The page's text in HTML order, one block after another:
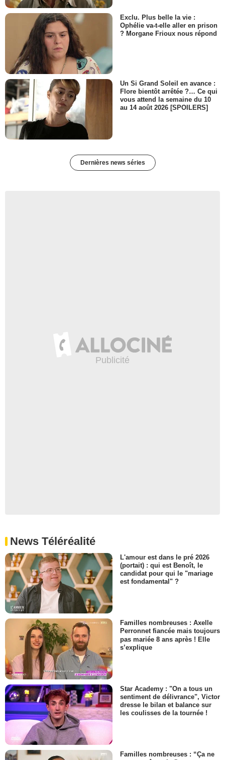
Exclu. Plus belle la vie :
Ophélie va-t-elle aller en prison
? Morgane Frioux nous répond
Un Si Grand Soleil en avance :
Flore bientôt arrêtée ?… Ce qui
vous attend la semaine du 10
au 14 août 2026 [SPOILERS]
Dernières news séries
News Téléréalité
L'amour est dans le pré 2026
(portait) : qui est Benoît, le
candidat pour qui le "mariage
est fondamental" ?
Familles nombreuses : Axelle
Perronnet fiancée mais toujours
pas mariée 8 ans après ! Elle
s’explique
Star Academy : "On a tous un
sentiment de délivrance", Victor
dresse le bilan et balance sur
les coulisses de la tournée !
Familles nombreuses : “Ça ne